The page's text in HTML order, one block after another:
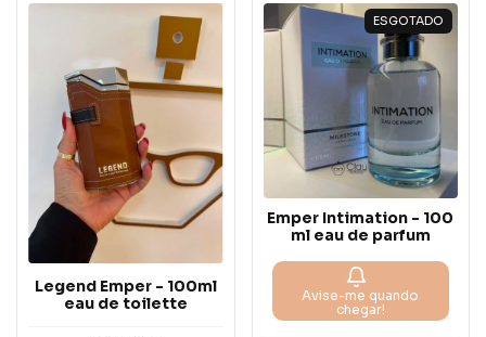
Legend Emper - 100ml
eau de toilette
ESGOTADO
Emper Intimation - 100
ml eau de parfum
Avise-me quando
chegar!